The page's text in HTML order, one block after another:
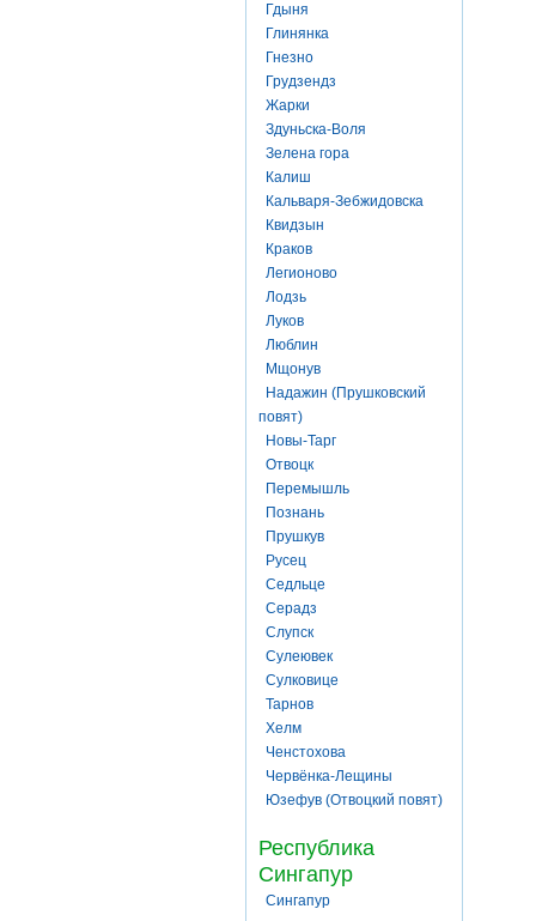
Гдыня
Глинянка
Гнезно
Грудзендз
Жарки
Здуньска-Воля
Зелена гора
Калиш
Кальваря-Зебжидовска
Квидзын
Краков
Легионово
Лодзь
Луков
Люблин
Мщонув
Надажин (Прушковский
повят)
Новы-Тарг
Отвоцк
Перемышль
Познань
Прушкув
Русец
Седльце
Серадз
Слупск
Сулеювек
Сулковице
Тарнов
Хелм
Ченстохова
Червёнка-Лещины
Юзефув (Отвоцкий повят)
Республика
Сингапур
Сингапур